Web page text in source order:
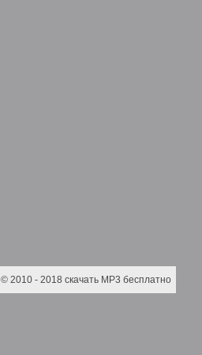
© 2010 - 2018 скачать MP3 бесплатно